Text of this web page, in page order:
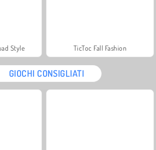
Style TicToc Fall Fashion
GIOCHI CONSIGLIATI